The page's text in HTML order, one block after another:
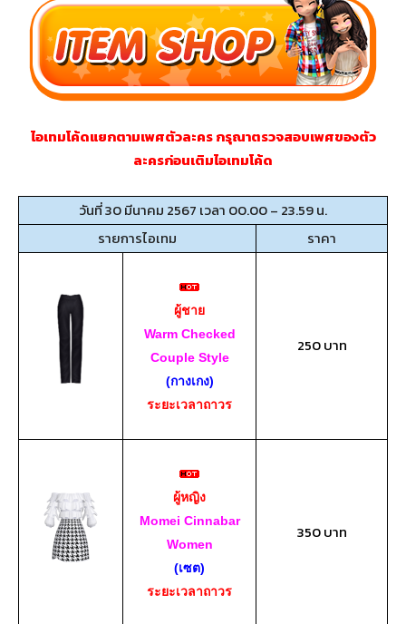
ไอเทมโค้ดแยกตามเพศตัวละคร กรุณาตรวจสอบเพศของตัว
ละครก่อนเติมไอเทมโค้ด
วันที่ 30 มีนาคม 2567 เวลา 00.00 – 23.59 น.
รายการไอเทม
ราคา
ผู้ชาย
Warm Checked
Couple Style
(กางเกง)
ระยะเวลาถาวร
250 บาท
ผู้หญิง
Momei Cinnabar
Women
(เซต)
ระยะเวลาถาวร
350 บาท